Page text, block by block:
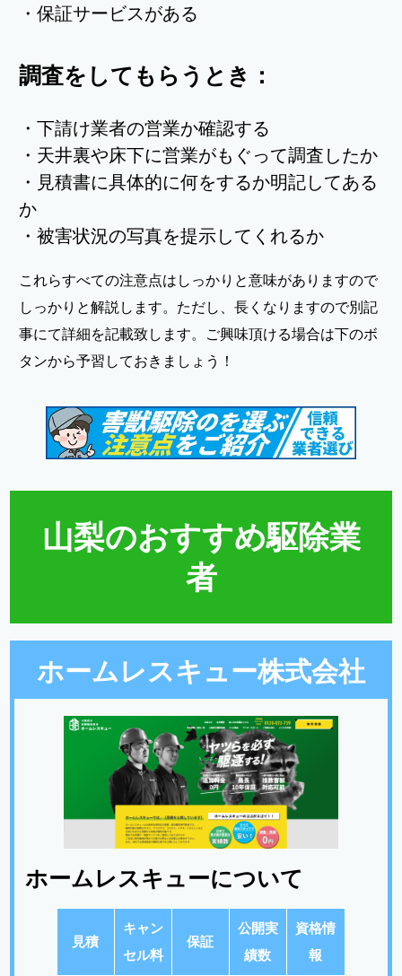
・保証サービスがある
調査をしてもらうとき：
・下請け業者の営業か確認する
・天井裏や床下に営業がもぐって調査したか
・見積書に具体的に何をするか明記してある
か
・被害状況の写真を提示してくれるか
これらすべての注意点はしっかりと意味がありますので
しっかりと解説します。ただし、長くなりますので別記
事にて詳細を記載致します。ご興味頂ける場合は下のボ
タンから予習しておきましょう！
山梨のおすすめ駆除業
者
ホームレスキュー株式会社
ホームレスキューについて
見積
キャン
セル料
保証
公開実
績数
資格情
報